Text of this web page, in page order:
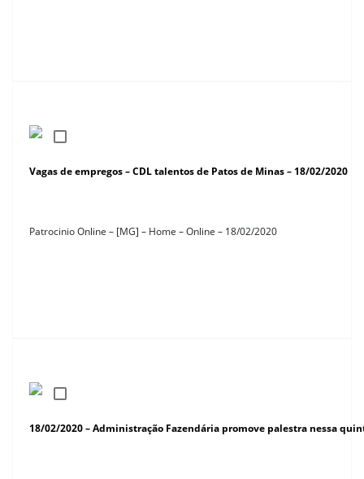
Vagas de empregos – CDL talentos de Patos de Minas – 18/02/2020
Patrocinio Online – [MG] – Home – Online – 18/02/2020
18/02/2020 – Administração Fazendária promove palestra nessa